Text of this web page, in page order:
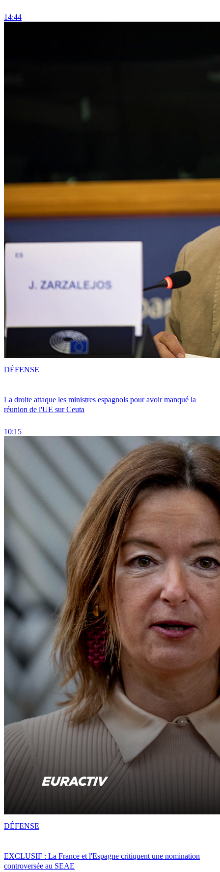
14:44
La droite attaque les ministres espagnols pour avoir manqué la
réunion de l'UE sur Ceuta
10:15
DÉFENSE
EXCLUSIF : La France et l'Espagne critiquent une nomination
controversée au SEAE
DÉFENSE